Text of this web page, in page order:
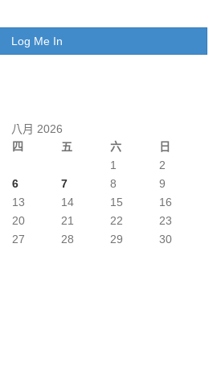
八月 2026
四 五 六 日
1
2
6 7 8
9
13 14 15
16
20 21 22
23
27 28 29
30